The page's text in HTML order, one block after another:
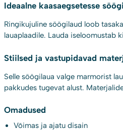
Ideaalne kaasaegsetesse
Ringikujuline söögilaud loob
lauaplaadile. Lauda iseloomustab
Stiilsed ja vastupidavad
Selle söögilaua valge marmorist
pakkudes tugevat alust.
Omadused
Võimas ja ajatu disain